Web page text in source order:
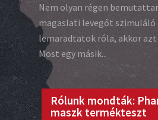
Nem olyan régen
magaslati levegőt szimuláló
lemaradtatok róla, akkor
Most egy másik...
Rólunk mondták:
maszk termékteszt